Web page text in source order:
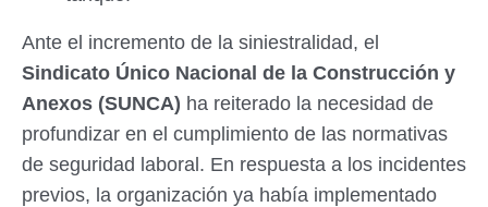
Ante el incremento de la siniestralidad, el
Sindicato Único Nacional de la Construcción y
Anexos (SUNCA) ha reiterado la necesidad de
profundizar en el cumplimiento de las normativas
de seguridad laboral. En respuesta a los incidentes
previos, la organización ya había implementado